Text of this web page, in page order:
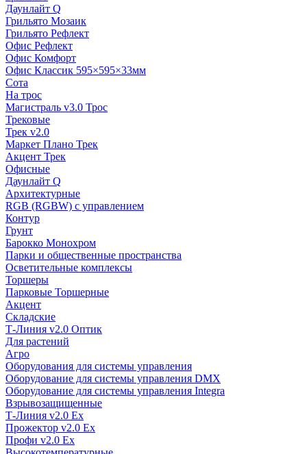
Даунлайт Q
Грильято Мозаик
Грильято Рефлект
Офис Рефлект
Офис Комфорт
Офис Классик 595×595×33мм
Сота
На трос
Магистраль v3.0 Трос
Трековые
Трек v2.0
Маркет Плано Трек
Акцент Трек
Офисные
Даунлайт Q
Архитектурные
RGB (RGBW) с управлением
Контур
Грунт
Барокко Монохром
Парки и общественные пространства
Осветительные комплексы
Торшеры
Парковые Торшерные
Акцент
Складские
Т-Линия v2.0 Оптик
Для растений
Агро
Оборудования для системы управления
Оборудование для системы управления DMX
Оборудование для системы управления Integra
Взрывозащищенные
Т-Линия v2.0 Ex
Прожектор v2.0 Ex
Профи v2.0 Ex